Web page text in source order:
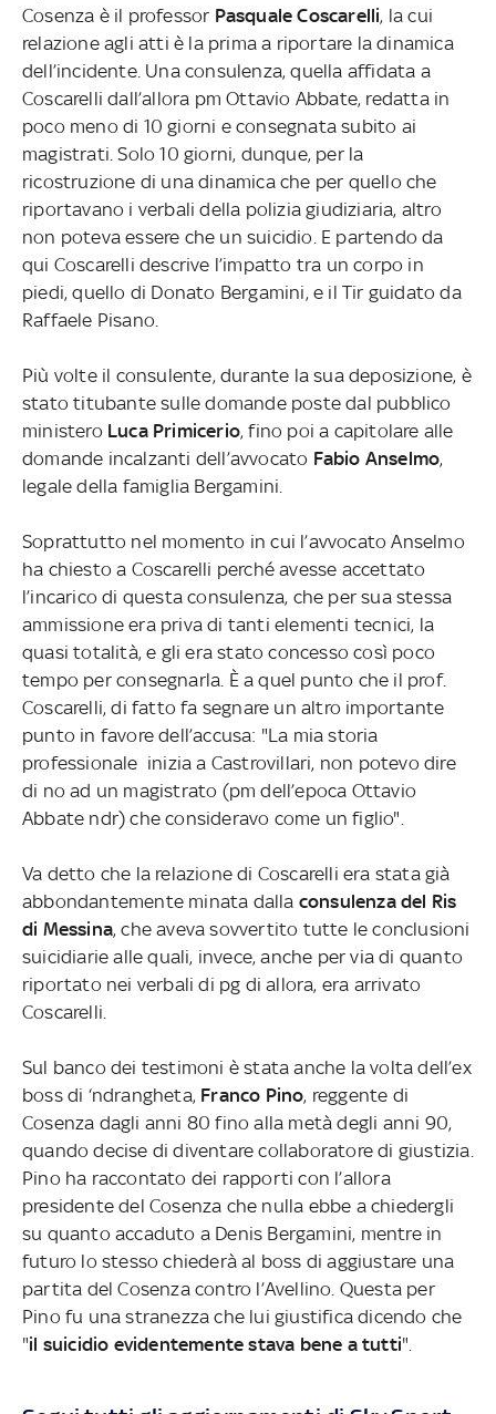
Cosenza è il professor Pasquale Coscarelli, la cui
relazione agli atti è la prima a riportare la dinamica
dell’incidente. Una consulenza, quella affidata a
Coscarelli dall’allora pm Ottavio Abbate, redatta in
poco meno di 10 giorni e consegnata subito ai
magistrati. Solo 10 giorni, dunque, per la
ricostruzione di una dinamica che per quello che
riportavano i verbali della polizia giudiziaria, altro
non poteva essere che un suicidio. E partendo da
qui Coscarelli descrive l’impatto tra un corpo in
piedi, quello di Donato Bergamini, e il Tir guidato da
Raffaele Pisano.
Più volte il consulente, durante la sua deposizione, è
stato titubante sulle domande poste dal pubblico
ministero Luca Primicerio, fino poi a capitolare alle
domande incalzanti dell’avvocato Fabio Anselmo,
legale della famiglia Bergamini.
Soprattutto nel momento in cui l’avvocato Anselmo
ha chiesto a Coscarelli perché avesse accettato
l’incarico di questa consulenza, che per sua stessa
ammissione era priva di tanti elementi tecnici, la
quasi totalità, e gli era stato concesso così poco
tempo per consegnarla. È a quel punto che il prof.
Coscarelli, di fatto fa segnare un altro importante
punto in favore dell’accusa: "La mia storia
professionale inizia a Castrovillari, non potevo dire
di no ad un magistrato (pm dell’epoca Ottavio
Abbate ndr) che consideravo come un figlio".
Va detto che la relazione di Coscarelli era stata già
abbondantemente minata dalla consulenza del Ris
di Messina, che aveva sovvertito tutte le conclusioni
suicidiarie alle quali, invece, anche per via di quanto
riportato nei verbali di pg di allora, era arrivato
Coscarelli.
Sul banco dei testimoni è stata anche la volta dell’ex
boss di ‘ndrangheta, Franco Pino, reggente di
Cosenza dagli anni 80 fino alla metà degli anni 90,
quando decise di diventare collaboratore di giustizia.
Pino ha raccontato dei rapporti con l’allora
presidente del Cosenza che nulla ebbe a chiedergli
su quanto accaduto a Denis Bergamini, mentre in
futuro lo stesso chiederà al boss di aggiustare una
partita del Cosenza contro l’Avellino. Questa per
Pino fu una stranezza che lui giustifica dicendo che
"il suicidio evidentemente stava bene a tutti".